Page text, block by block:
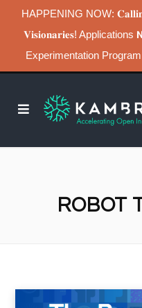
HAPPENING NOW:
𝐕𝐢𝐬𝐢𝐨𝐧𝐚𝐫𝐢𝐞𝐬!
Experimentation
ROBOT